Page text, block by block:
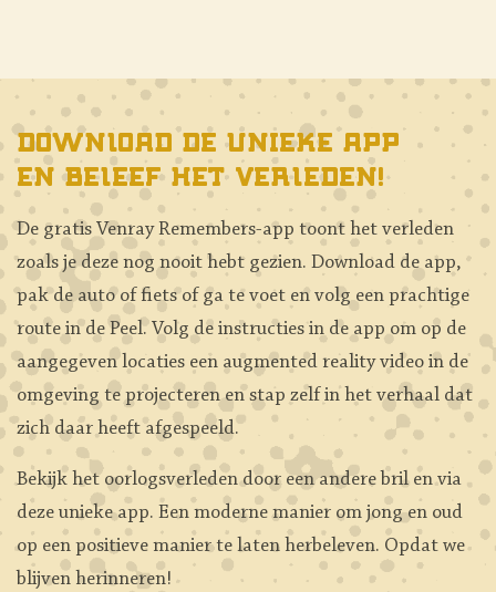
Download de unieke app
en beleef het verleden!
De gratis Venray Remembers-app toont het verleden
zoals je deze nog nooit hebt gezien. Download de app,
pak de auto of fiets of ga te voet en volg een prachtige
route in de Peel. Volg de instructies in de app om op de
aangegeven locaties een augmented reality video in de
omgeving te projecteren en stap zelf in het verhaal dat
zich daar heeft afgespeeld.
Bekijk het oorlogsverleden door een andere bril en via
deze unieke app. Een moderne manier om jong en oud
op een positieve manier te laten herbeleven. Opdat we
blijven herinneren!